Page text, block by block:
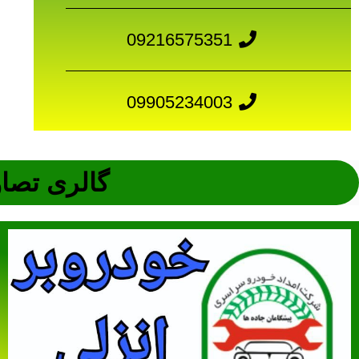
09216575351
09905234003
گالری